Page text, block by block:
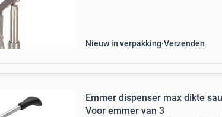
Nieuw in verpakking Verzenden
Emmer dispenser max dikte
Voor emmer van 3